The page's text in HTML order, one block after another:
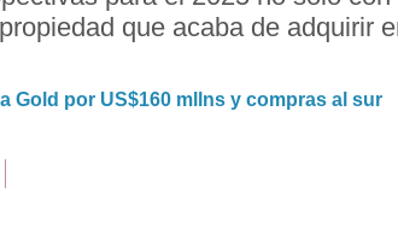
que acaba de adquirir
Gold por US$160 mllns y compras al sur